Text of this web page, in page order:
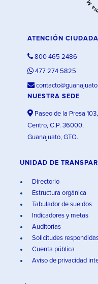
ATENCIÓN
800 465 2486
477 274 5825
NUESTRA SEDE
Paseo de la Presa 103,
Centro, C.P. 36000,
Guanajuato, GTO.
UNIDAD DE
Directorio
Estructura orgánica
Tabulador de sueldos
Indicadores y metas
Auditorías
Solicitudes
Cuenta pública
Aviso de privacidad